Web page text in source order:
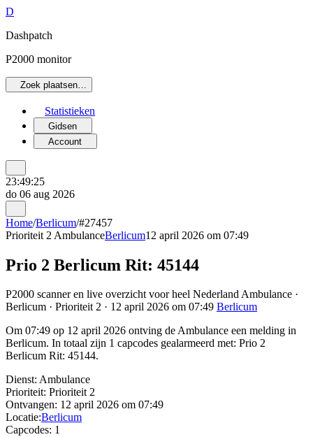
D
Dashpatch
P2000 monitor
Zoek plaatsen…
Statistieken
Gidsen
Account
23:49:25
do 06 aug 2026
Home/Berlicum/#27457
Prioriteit 2 AmbulanceBerlicum12 april 2026 om 07:49
Prio 2 Berlicum Rit: 45144
P2000 scanner en live overzicht voor heel Nederland Ambulance ·
Berlicum · Prioriteit 2 · 12 april 2026 om 07:49 Berlicum
Om 07:49 op 12 april 2026 ontving de Ambulance een melding in
Berlicum. In totaal zijn 1 capcodes gealarmeerd met: Prio 2
Berlicum Rit: 45144.
Dienst: Ambulance
Prioriteit: Prioriteit 2
Ontvangen: 12 april 2026 om 07:49
Locatie:Berlicum
Capcodes: 1